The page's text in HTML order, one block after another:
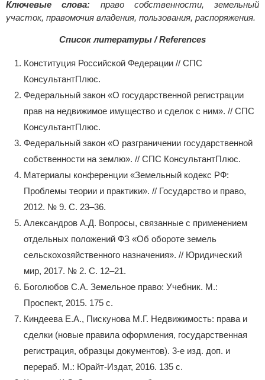
Ключевые слова: право собственности, земельный
участок, правомочия владения, пользования, распоряжения.
Список литературы / References
Конституция Российской Федерации // СПС
КонсультантПлюс.
Федеральный закон «О государственной регистрации
прав на недвижимое имущество и сделок с ним». // СПС
КонсультантПлюс.
Федеральный закон «О разграничении государственной
собственности на землю». // СПС КонсультантПлюс.
Материалы конференции «Земельный кодекс РФ:
Проблемы теории и практики». // Государство и право,
2012. № 9. С. 23–36.
Александров А.Д. Вопросы, связанные с применением
отдельных положений ФЗ «Об обороте земель
сельскохозяйственного назначения». // Юридический
мир, 2017. № 2. С. 12–21.
Боголюбов С.А. Земельное право: Учебник. М.:
Проспект, 2015. 175 с.
Киндеева Е.А., Пискунова М.Г. Недвижимость: права и
сделки (новые правила оформления, государственная
регистрация, образцы документов). 3-е изд. доп. и
перераб. М.: Юрайт-Издат, 2016. 135 с.